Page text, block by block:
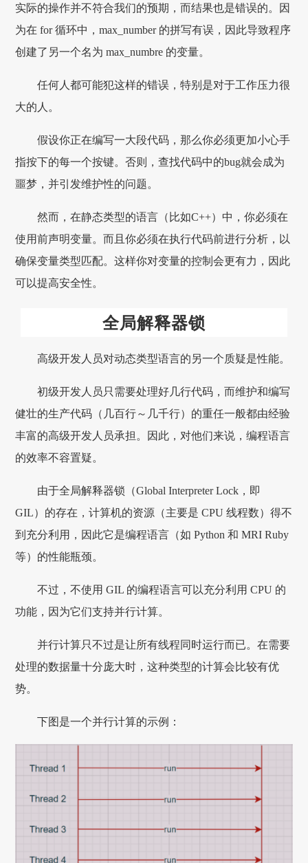
实际的操作并不符合我们的预期，而结果也是错误的。因
为在 for 循环中，max_number 的拼写有误，因此导致程序
创建了另一个名为 max_numbre 的变量。
任何人都可能犯这样的错误，特别是对于工作压力很
大的人。
假设你正在编写一大段代码，那么你必须更加小心手
指按下的每一个按键。否则，查找代码中的bug就会成为
噩梦，并引发维护性的问题。
然而，在静态类型的语言（比如C++）中，你必须在
使用前声明变量。而且你必须在执行代码前进行分析，以
确保变量类型匹配。这样你对变量的控制会更有力，因此
可以提高安全性。
全局解释器锁
高级开发人员对动态类型语言的另一个质疑是性能。
初级开发人员只需要处理好几行代码，而维护和编写
健壮的生产代码（几百行～几千行）的重任一般都由经验
丰富的高级开发人员承担。因此，对他们来说，编程语言
的效率不容置疑。
由于全局解释器锁（Global Interpreter Lock，即
GIL）的存在，计算机的资源（主要是 CPU 线程数）得不
到充分利用，因此它是编程语言（如 Python 和 MRI Ruby
等）的性能瓶颈。
不过，不使用 GIL 的编程语言可以充分利用 CPU 的
功能，因为它们支持并行计算。
并行计算只不过是让所有线程同时运行而已。在需要
处理的数据量十分庞大时，这种类型的计算会比较有优
势。
下图是一个并行计算的示例：